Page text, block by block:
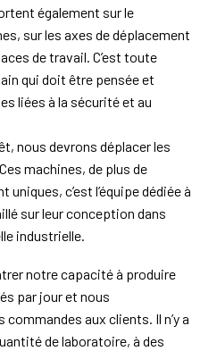
également sur le
sur les axes de déplacement
de travail. C’est toute
qui doit être pensée et
liées à la sécurité et au
nous devrons déplacer les
machines, de plus de
uniques, c’est l’équipe dédiée à
sur leur conception dans
industrielle.
notre capacité à produire
par jour et nous
aux clients. Il n’y a
de laboratoire, à des